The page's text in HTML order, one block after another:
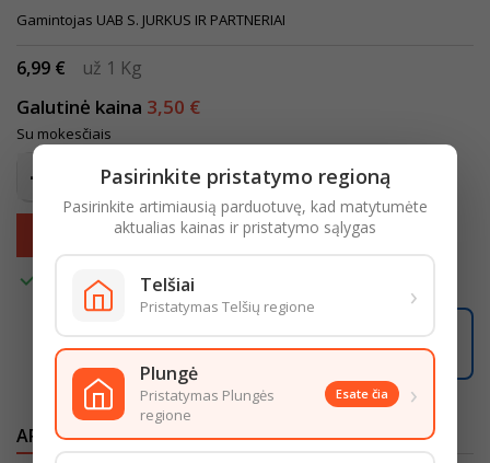
Gamintojas UAB S. JURKUS IR PARTNERIAI
6,99 € už 1 Kg
Galutinė kaina 3,50 €
Su mokesčiais
Įdėti į krepšelį
 Turime
APRAŠYMAS IŠSAMI PREKĖS INFORMACIJA
Pasirinkite pristatymo regioną
Pasirinkite artimiausią parduotuvę, kad matytumėte
aktualias kainas ir pristatymo sąlygas
Telšiai
Pristatymas Telšių regione ›
Plungė
Pristatymas Plungės
regione
Esate čia ›